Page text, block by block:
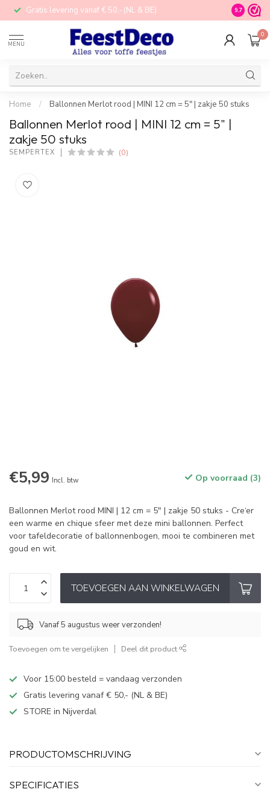
Gratis levering vanaf € 50,- (NL & BE) STORE in
9.7
MENU
0
Home / Ballonnen Merlot rood | MINI 12 cm = 5" | zakje 50 stuks
Ballonnen Merlot rood | MINI 12 cm = 5" |
zakje 50 stuks
SEMPERTEX (0)
€5,99 Incl. btw Op voorraad (3)
Ballonnen Merlot rood MINI | 12 cm = 5" | zakje 50 stuks - Cre‘er
een warme en chique sfeer met deze mini ballonnen. Perfect
voor tafeldecoratie of ballonnenbogen, mooi te combineren met
goud en wit.
TOEVOEGEN AAN WINKELWAGEN
Vanaf 5 augustus weer verzonden!
Toevoegen om te vergelijken Deel dit product
Voor 15:00 besteld = vandaag verzonden
Gratis levering vanaf € 50,- (NL & BE)
STORE in Nijverdal
PRODUCTOMSCHRIJVING
SPECIFICATIES